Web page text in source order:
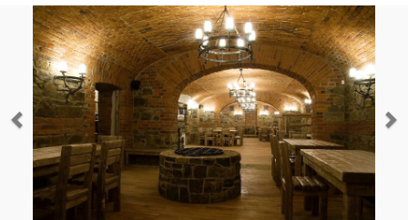
Předchozí